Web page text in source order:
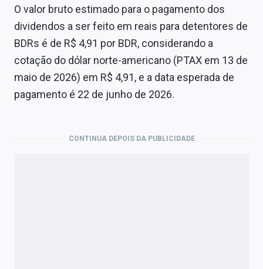
O valor bruto estimado para o pagamento dos
dividendos a ser feito em reais para detentores de
BDRs é de R$ 4,91 por BDR, considerando a
cotação do dólar norte-americano (PTAX em 13 de
maio de 2026) em R$ 4,91, e a data esperada de
pagamento é 22 de junho de 2026.
CONTINUA DEPOIS DA PUBLICIDADE